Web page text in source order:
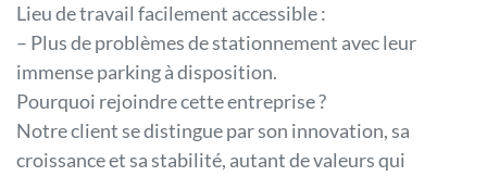
Lieu de travail facilement accessible :
– Plus de problèmes de stationnement avec leur
immense parking à disposition.
Pourquoi rejoindre cette entreprise ?
Notre client se distingue par son innovation, sa
croissance et sa stabilité, autant de valeurs qui